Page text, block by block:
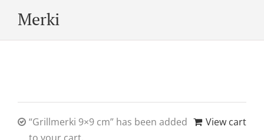
Merki
View cart
“Grillmerki 9×9 cm” has been added